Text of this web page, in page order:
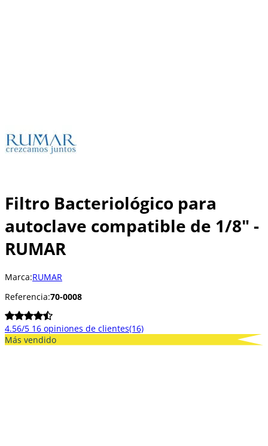
Filtro Bacteriológico para
autoclave compatible de 1/8" -
RUMAR
Marca:RUMAR
Referencia:70-0008
4.56/5 16 opiniones de clientes(16)
Más vendido